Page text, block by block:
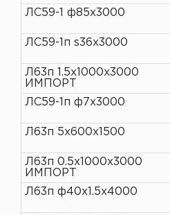
ЛС59-1 ф85х3000
ЛС59-1п s36х3000
Л63п 1.5х1000х3000
ИМПОРТ
ЛС59-1п ф7х3000
Л63п 5х600х1500
Л63п 0.5х1000х3000
ИМПОРТ
Л63п ф40х1.5х4000